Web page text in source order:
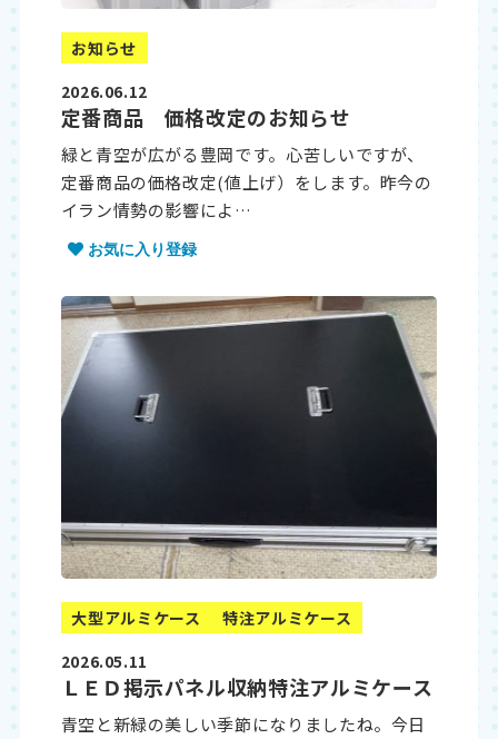
お知らせ
2026.06.12
定番商品 価格改定のお知らせ
緑と青空が広がる豊岡です。心苦しいですが、
定番商品の価格改定(値上げ）をします。昨今の
イラン情勢の影響によ…
お気に入り登録
大型アルミケース
特注アルミケース
2026.05.11
ＬＥＤ掲示パネル収納特注アルミケース
青空と新緑の美しい季節になりましたね。今日